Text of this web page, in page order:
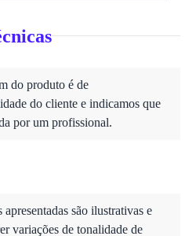
do produto é de
do cliente e indicamos que
por um profissional.
apresentadas são ilustrativas e
variações de tonalidade de